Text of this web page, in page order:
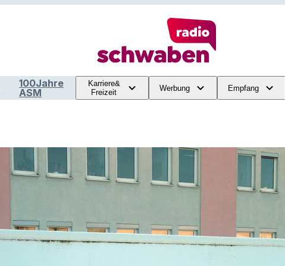
100Jahre
ASM
Karriere&
Freizeit
Werbung Empfang